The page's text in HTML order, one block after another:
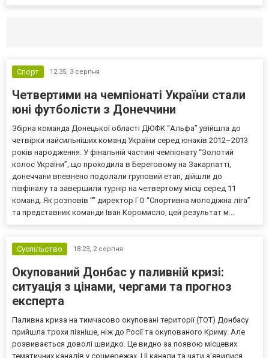
Спорт 12:35, 3 серпня
Четвертими на чемпіонаті України стали
юні футболісти з Донеччини
Збірна команда Донецької області ДЮФК “Альфа” увійшла до
четвірки найсильніших команд України серед юнаків 2012–2013
років народження. У фінальній частині чемпіонату “Золотий
колос України”, що проходила в Береговому на Закарпатті,
донеччани впевнено подолали груповий етап, дійшли до
півфіналу та завершили турнір на четвертому місці серед 11
команд. Як розповів “” директор ГО “Спортивна молодіжна ліга”
та представник команди Іван Коромисло, цей результат м...
Суспільство 18:23, 2 серпня
Окупований Донбас у паливній кризі:
ситуація з цінами, чергами та прогноз
експерта
Паливна криза на тимчасово окуповані території (ТОТ) Донбасу
прийшла трохи пізніше, ніж до Росії та окупованого Криму. Але
розвивається доволі швидко. Це видно за появою місцевих
тематичних каналів у соцмережах. Ці канали та чати з’явилися